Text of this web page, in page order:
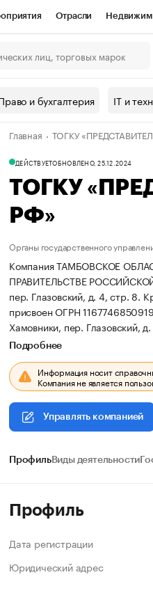
Отрасли
Спецпроекты Проверка
валюты
и бухгалтерия IT и
Главная ТОГКУ
ДЕЙСТВУЕТОБНОВЛЕНО, 25.12.2024
ТОГКУ
РФ»
Органы государственного
Компания ТАМБОВСКОЕ
ПРАВИТЕЛЬСТВЕ РОССИЙСКОЙ
пер. Глазовский, д. 4, стр. 8.
присвоен ОГРН
Хамовники, пер. Глазовский,
Подробнее
Информация носит
Компания не является
Управлять компанией
ПрофильВиды деятельности
Профиль
Дата регистрации
Юридический адрес